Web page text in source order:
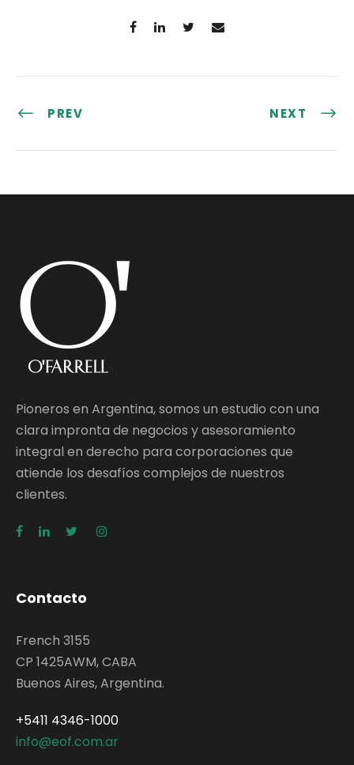
PREV NEXT
Pioneros en Argentina, somos un estudio con una
clara impronta de negocios y asesoramiento
integral en derecho para corporaciones que
atiende los desafíos complejos de nuestros
clientes.
Contacto
French 3155
CP 1425AWM, CABA
Buenos Aires, Argentina.
+5411 4346-1000
info@eof.com.ar